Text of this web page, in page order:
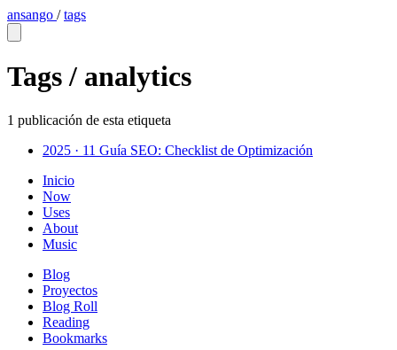
ansango /tags
Tags / analytics
1 publicación de esta etiqueta
2025 · 11 Guía SEO: Checklist de Optimización
Inicio
Now
Uses
About
Music
Blog
Proyectos
Blog Roll
Reading
Bookmarks